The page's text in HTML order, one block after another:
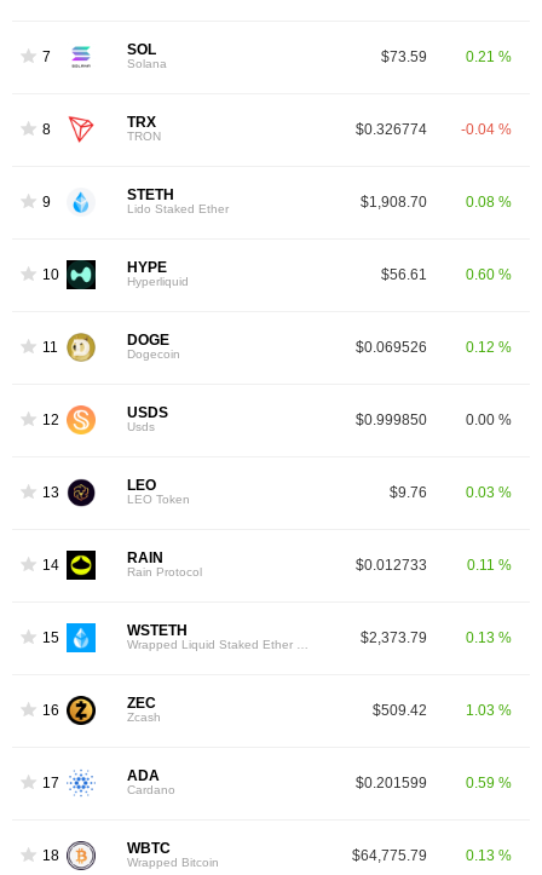
7 SOL
Solana $73.59 0.21 %
8 TRX
TRON $0.326774 -0.04 %
9 STETH
Lido Staked Ether $1,908.70 0.08 %
10 HYPE
Hyperliquid $56.61 0.60 %
11 DOGE
Dogecoin $0.069526 0.12 %
12 USDS
Usds $0.999850 0.00 %
13 LEO
LEO Token $9.76 0.03 %
14 RAIN
Rain Protocol $0.012733 0.11 %
15 WSTETH $2,373.79 0.13 %
16 ZEC
Zcash $509.42 1.03 %
17 ADA
Cardano $0.201599 0.59 %
18 WBTC
Wrapped Bitcoin $64,775.79 0.13 %